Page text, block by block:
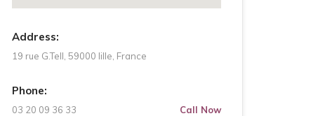
Address:
19 rue G.Tell, 59000 lille, France
Phone:
03 20 09 36 33 Call Now